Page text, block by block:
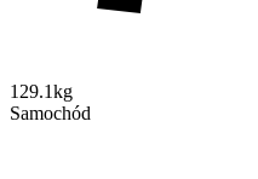
129.1kg
Samochód